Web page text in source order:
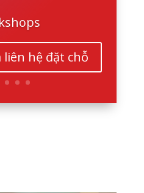
liên hệ đặt chỗ